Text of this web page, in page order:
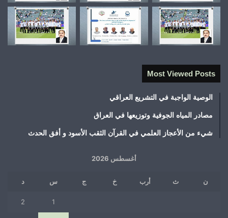
Most Viewed Posts
الوصية الواجبة في التشريع العراقي
مصادر المياه الجوفية وتوزيعها في العراق
شيء من الأعجاز العلمي في القرآن الثقب الأسود و أفق الحدث
أغسطس 2026
ن ث أرب خ ج س د
1
2